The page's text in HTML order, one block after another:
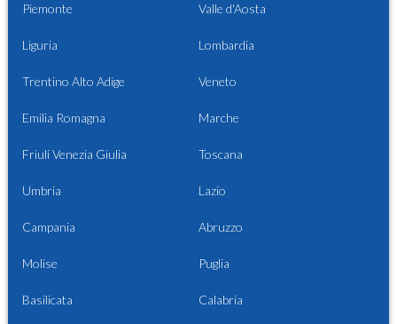
Piemonte Valle d'Aosta
Liguria Lombardia
Trentino Alto Adige Veneto
Emilia Romagna Marche
Friuli Venezia Giulia Toscana
Umbria Lazio
Campania Abruzzo
Molise Puglia
Basilicata Calabria